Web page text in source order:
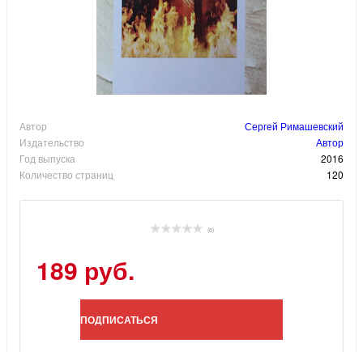
Автор
Сергей Римашевский
Издательство
Автор
Год выпуска
2016
Количество страниц
120
(0)
189 руб.
ПОДПИСАТЬСЯ